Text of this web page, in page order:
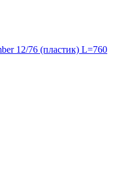
12/76 (пластик) L=760